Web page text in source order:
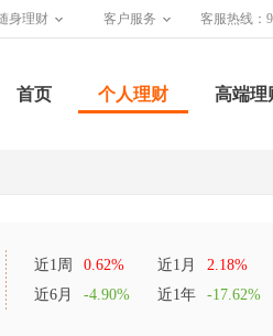
身理财 客户服务 客服热线：
首页 个人理财 高端理
近1周 0.62% 近1月
2.18%
近6月
-4.90% 近1年 -17.62%